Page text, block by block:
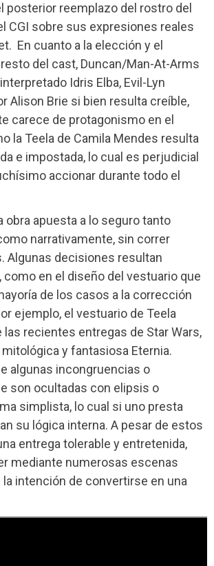
posterior reemplazo del rostro del
CGI sobre sus expresiones reales
En cuanto a la elección y el
del cast, Duncan/Man-At-Arms
Idris Elba, Evil-Lyn
Alison Brie si bien resulta creíble,
carece de protagonismo en el
la Teela de Camila Mendes resulta
e impostada, lo cual es perjudicial
accionar durante todo el
obra apuesta a lo seguro tanto
narrativamente, sin correr
Algunas decisiones resultan
en el diseño del vestuario que
de los casos a la corrección
ejemplo, el vestuario de Teela
las recientes entregas de Star Wars,
y fantasiosa Eternia.
algunas incongruencias o
son ocultadas con elipsis o
simplista, lo cual si uno presta
su lógica interna. A pesar de estos
entrega tolerable y entretenida,
mediante numerosas escenas
intención de convertirse en una